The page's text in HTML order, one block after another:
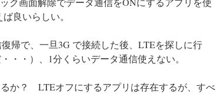
良いらしい。
帰で、一旦3G で接続した後、LTEを探しに行
・・）、1分くらいデータ通信使えない。
か？ LTEオフにするアプリは存在するが、すべ